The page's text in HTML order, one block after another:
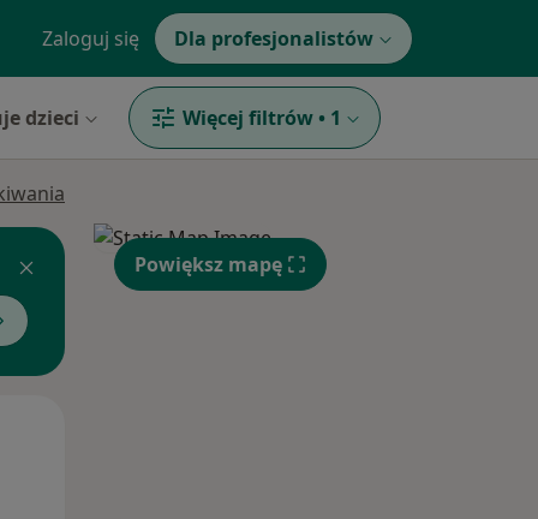
Zaloguj się Dla profesjonalistów
dzieci Więcej filtrów • 1
Powiększ mapę